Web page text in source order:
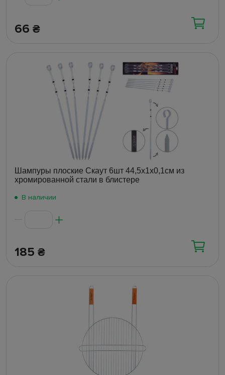
66 ₴
Шампуры плоские Скаут 6шт 44,5х1х0,1см из
хромированной стали в блистере
В наличии
185 ₴